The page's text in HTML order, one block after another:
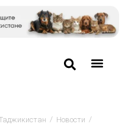
/ Новости /